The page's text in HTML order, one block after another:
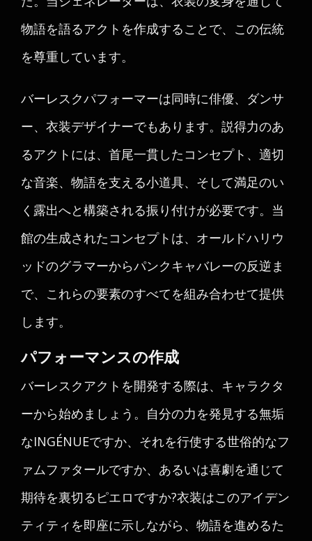
物語を語るアクトを作成することで、この伝統
を尊重しています。
バーレスクパフォーマーは同時に俳優、ダンサ
ー、衣装デザイナーでもあります。説得力のあ
るアクトには、首尾一貫したコンセプト、適切
な音楽、物語を支える小道具、そして満足のい
く露出へと構築される振り付けが必要です。当
館の生成されたコンセプトは、オールドハリウ
ッドのグラマーからパンクキャバレーの反逆ま
で、これらの要素のすべてを組み合わせて提供
します。
パフォーマンスの作成
バーレスクアクトを開発する際は、キャラクタ
ーから始めましょう。自分の力を発見する無垢
なINGÉNUEですか、それを行使する世俗的なフ
ァムファタールですか、あるいは喜劇を通じて
期待を裏切るピエロですか?衣装はこのアイデン
ティティを即座に示しながら、物語を進めるた